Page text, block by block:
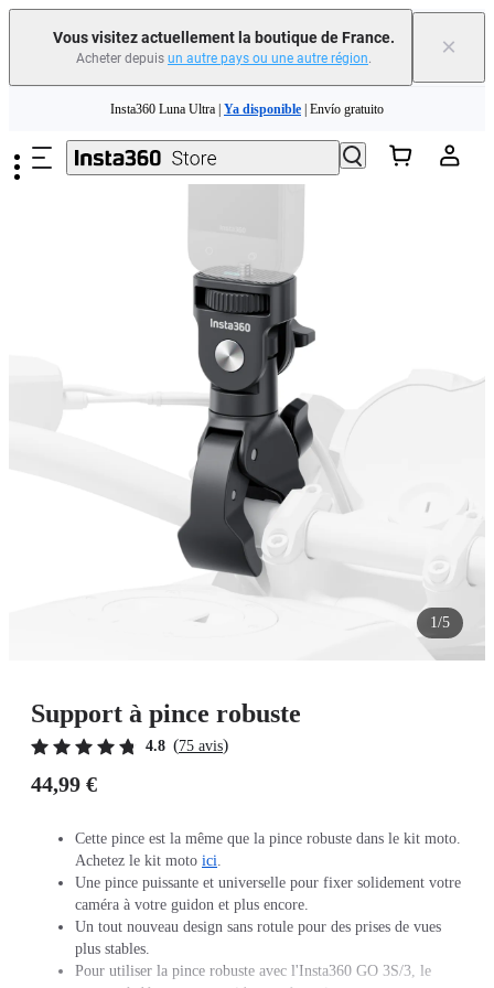
Vous visitez actuellement la boutique de France.
Acheter depuis un autre pays ou une autre région. ×
Insta360 Luna Ultra | Ya disponible | Envío gratuito
Échangez votre ancien appareil et recevez de l'argent pour votre nouvel achat.｜
En savoir plus
Insta360 Luna Ultra |Ya disponible
1/5
Support à pince robuste
4.8 (75 avis)
44,99 €
Cette pince est la même que la pince robuste dans le kit moto.
Achetez le kit moto ici.
Une pince puissante et universelle pour fixer solidement votre
caméra à votre guidon et plus encore.
Un tout nouveau design sans rotule pour des prises de vues
plus stables.
Pour utiliser la pince robuste avec l'Insta360 GO 3S/3, le